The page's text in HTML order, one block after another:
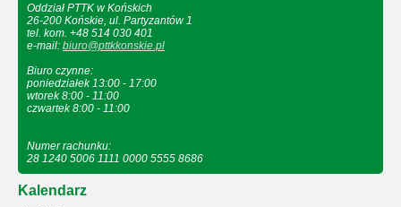
Oddział PTTK w Końskich
26-200 Końskie, ul. Partyzantów 1
tel. kom. +48 514 030 401
e-mail: biuro@pttkkonskie.pl
Biuro czynne:
poniedziałek 13:00 - 17:00
wtorek 8:00 - 11:00
czwartek 8:00 - 11:00
Numer rachunku:
28 1240 5006 1111 0000 5555 8686
Kalendarz